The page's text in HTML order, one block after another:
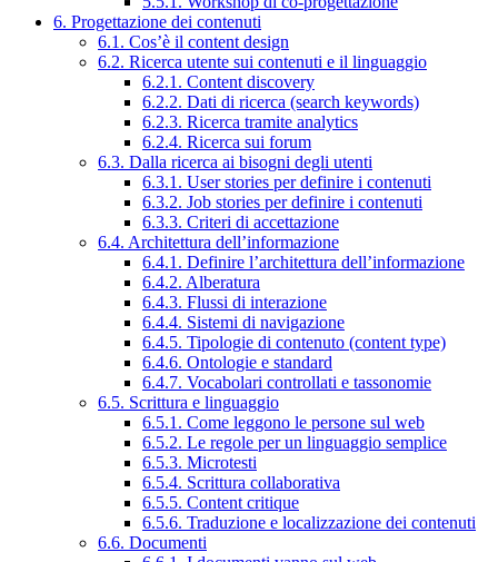
6. Progettazione dei contenuti
6.1. Cos’è il content design
6.2. Ricerca utente sui contenuti e il linguaggio
6.2.1. Content discovery
6.2.2. Dati di ricerca (search keywords)
6.2.3. Ricerca tramite analytics
6.2.4. Ricerca sui forum
6.3. Dalla ricerca ai bisogni degli utenti
6.3.1. User stories per definire i contenuti
6.3.2. Job stories per definire i contenuti
6.3.3. Criteri di accettazione
6.4. Architettura dell’informazione
6.4.1. Definire l’architettura dell’informazione
6.4.2. Alberatura
6.4.3. Flussi di interazione
6.4.4. Sistemi di navigazione
6.4.5. Tipologie di contenuto (content type)
6.4.6. Ontologie e standard
6.4.7. Vocabolari controllati e tassonomie
6.5. Scrittura e linguaggio
6.5.1. Come leggono le persone sul web
6.5.2. Le regole per un linguaggio semplice
6.5.3. Microtesti
6.5.4. Scrittura collaborativa
6.5.5. Content critique
6.5.6. Traduzione e localizzazione dei contenuti
6.6. Documenti